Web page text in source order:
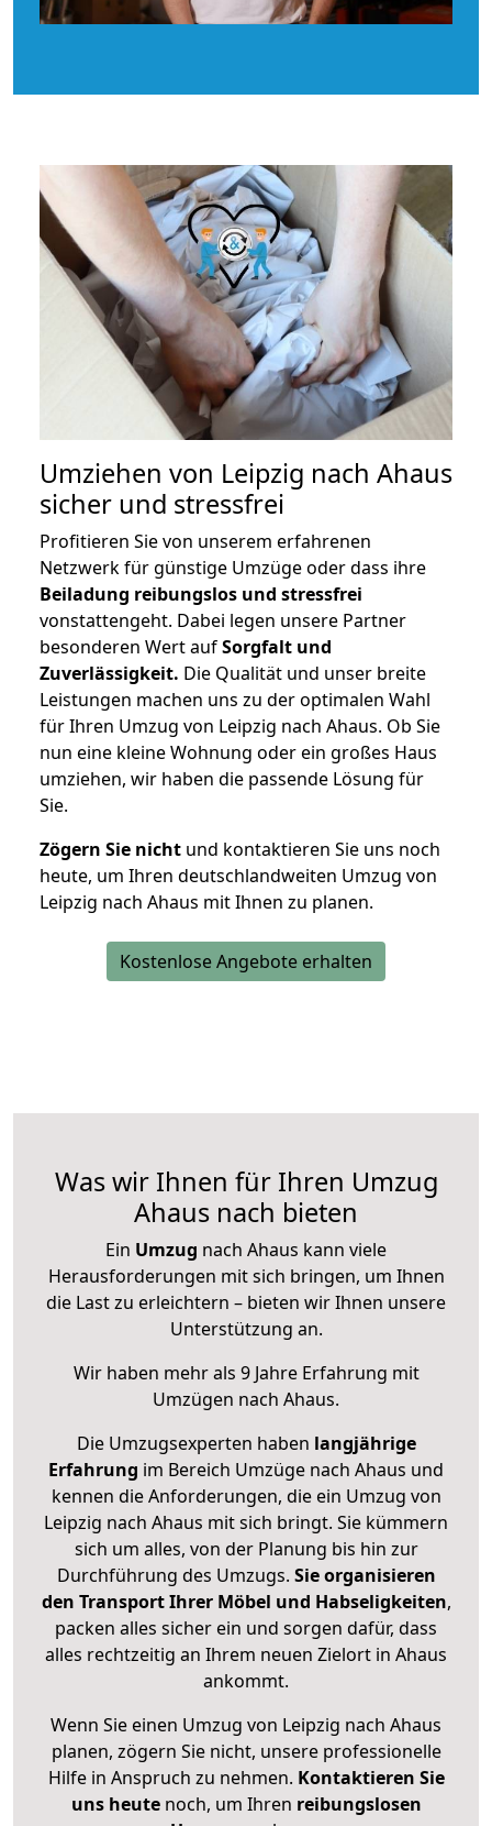
Umziehen von Leipzig nach Ahaus
sicher und stressfrei
Profitieren Sie von unserem erfahrenen
Netzwerk für günstige Umzüge oder dass ihre
Beiladung reibungslos und stressfrei
vonstattengeht. Dabei legen unsere Partner
besonderen Wert aufSorgfalt und
Zuverlässigkeit. Die Qualität und unser breite
Leistungen machen uns zu der optimalen Wahl
für Ihren Umzug von Leipzig nach Ahaus. Ob Sie
nun eine kleine Wohnung oder ein großes Haus
umziehen, wir haben die passende Lösung für
Sie.
Zögern Sie nicht und kontaktieren Sie uns noch
heute, um Ihren deutschlandweiten Umzug von
Leipzig nach Ahaus mit Ihnen zu planen.
Kostenlose Angebote erhalten
Was wir Ihnen für Ihren Umzug
Ahaus nach bieten
Ein Umzug nach Ahaus kann viele
Herausforderungen mit sich bringen, um Ihnen
die Last zu erleichtern – bieten wir Ihnen unsere
Unterstützung an.
Wir haben mehr als 9 Jahre Erfahrung mit
Umzügen nach Ahaus.
Die Umzugsexperten haben langjährige
Erfahrung im Bereich Umzüge nach Ahaus und
kennen die Anforderungen, die ein Umzug von
Leipzig nach Ahaus mit sich bringt. Sie kümmern
sich um alles, von der Planung bis hin zur
Durchführung des Umzugs. Sie organisieren
den Transport Ihrer Möbel und Habseligkeiten,
packen alles sicher ein und sorgen dafür, dass
alles rechtzeitig an Ihrem neuen Zielort in Ahaus
ankommt.
Wenn Sie einen Umzug von Leipzig nach Ahaus
planen, zögern Sie nicht, unsere professionelle
Hilfe in Anspruch zu nehmen. Kontaktieren Sie
uns heutenoch, um Ihren reibungslosen